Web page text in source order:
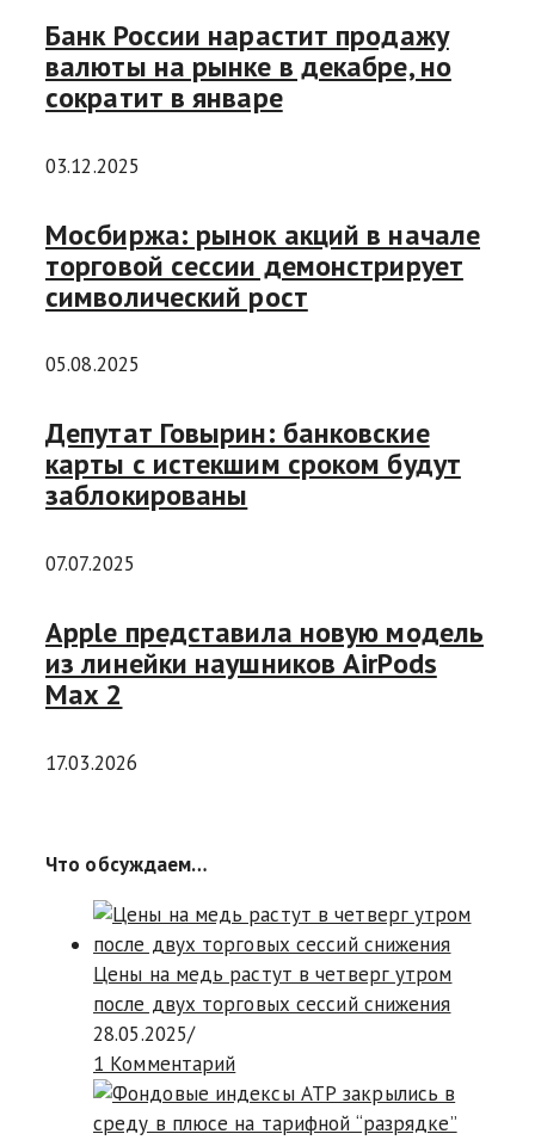
Банк России нарастит продажу
валюты на рынке в декабре, но
сократит в январе
03.12.2025
Мосбиржа: рынок акций в начале
торговой сессии демонстрирует
символический рост
05.08.2025
Депутат Говырин: банковские
карты с истекшим сроком будут
заблокированы
07.07.2025
Apple представила новую модель
из линейки наушников AirPods
Max 2
17.03.2026
Что обсуждаем…
Цены на медь растут в четверг утром
после двух торговых сессий снижения
28.05.2025/
1 Комментарий